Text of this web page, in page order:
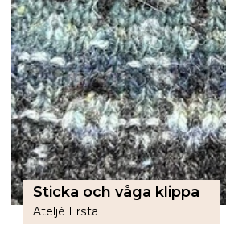
Sticka och våga klippa
Ateljé Ersta